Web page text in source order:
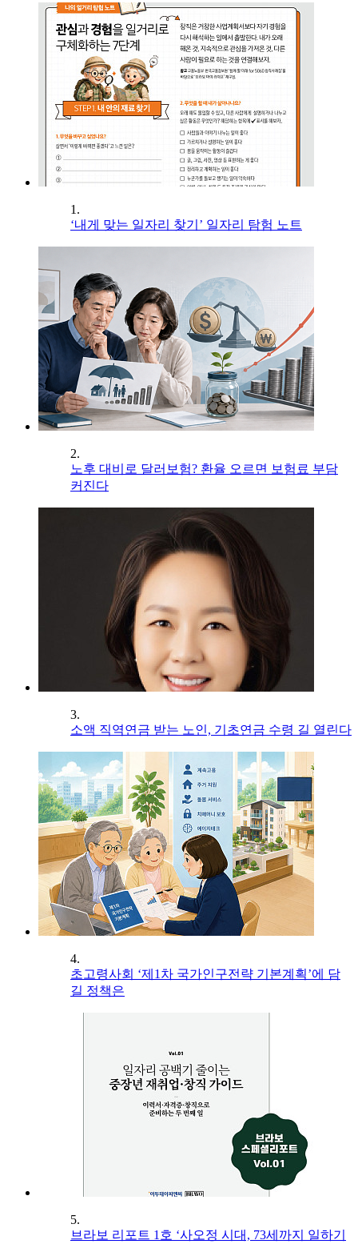
1.
‘내게 맞는 일자리 찾기’ 일자리 탐험 노트
2.
노후 대비로 달러보험? 환율 오르면 보험료 부담
커진다
3.
소액 직역연금 받는 노인, 기초연금 수령 길 열린다
4.
초고령사회 ‘제1차 국가인구전략 기본계획’에 담
길 정책은
5.
브라보 리포트 1호 ‘사오정 시대, 73세까지 일하기